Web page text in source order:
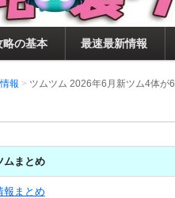
略の基本 最速最新情報
報 ツムツム 2026年6月新ツム4体が
ムまとめ
報まとめ